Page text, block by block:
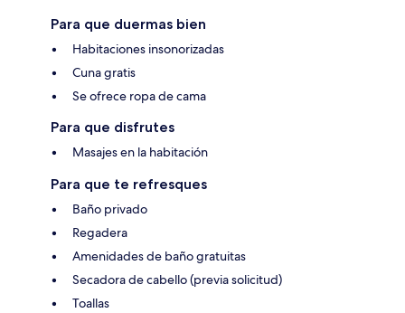
Para que duermas bien
Habitaciones insonorizadas
Cuna gratis
Se ofrece ropa de cama
Para que disfrutes
Masajes en la habitación
Para que te refresques
Baño privado
Regadera
Amenidades de baño gratuitas
Secadora de cabello (previa solicitud)
Toallas